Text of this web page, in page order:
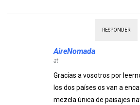
RESPONDER
AireNomada
at
Gracias a vosotros por
los dos países os van a
mezcla única de paisajes